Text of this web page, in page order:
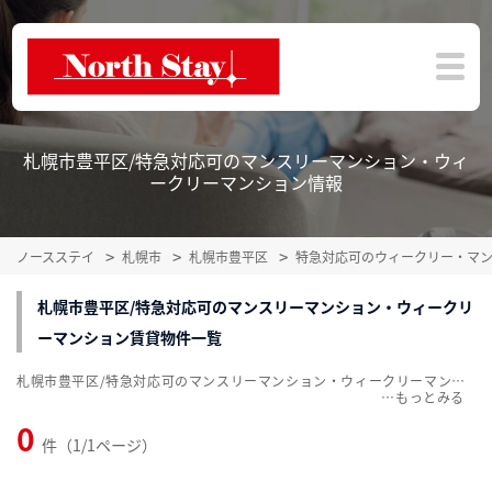
札幌市豊平区/特急対応可のマンスリーマンション・ウィ
ークリーマンション情報
ノースステイ 札幌市 札幌市豊平区 特急対応可のウィークリー・マ
札幌市豊平区/特急対応可のマンスリーマンション・ウィークリ
ーマンション賃貸物件一覧
0 件（1/1ページ）
札幌市豊平区/特急対応可のマンスリーマンション・ウィークリーマンション賃貸物件一覧を掲載中。敷金・礼金無料、家具・家電付をご紹介。こだわり条件での絞込みも簡単！
…